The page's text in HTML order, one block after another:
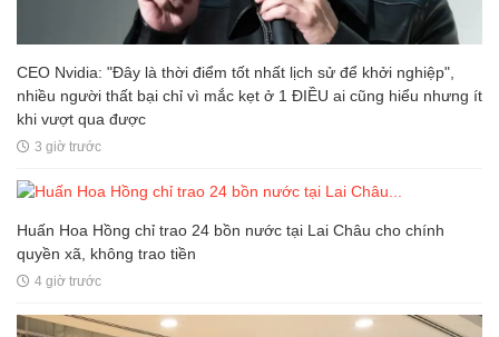
CEO Nvidia: "Đây là thời điểm tốt nhất lịch sử để khởi nghiệp",
nhiều người thất bại chỉ vì mắc kẹt ở 1 ĐIỀU ai cũng hiểu nhưng ít
khi vượt qua được
3 giờ trước
Huấn Hoa Hồng chỉ trao 24 bồn nước tại Lai Châu cho chính
quyền xã, không trao tiền
4 giờ trước